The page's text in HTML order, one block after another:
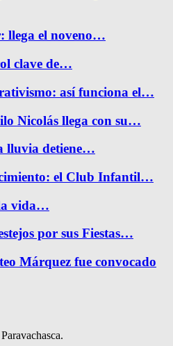
llega el noveno…
clave de…
así funciona el…
Nicolás llega con su…
lluvia detiene…
el Club Infantil…
vida…
por sus Fiestas…
Márquez fue convocado